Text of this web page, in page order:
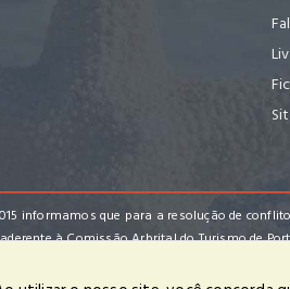
informamos que para a resolução de
à Comissão Arbrital do Turismo de